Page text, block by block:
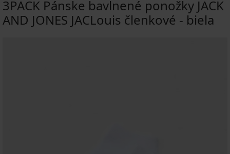
3PACK Pánske bavlnené ponožky JACK
AND JONES JACLouis členkové - biela